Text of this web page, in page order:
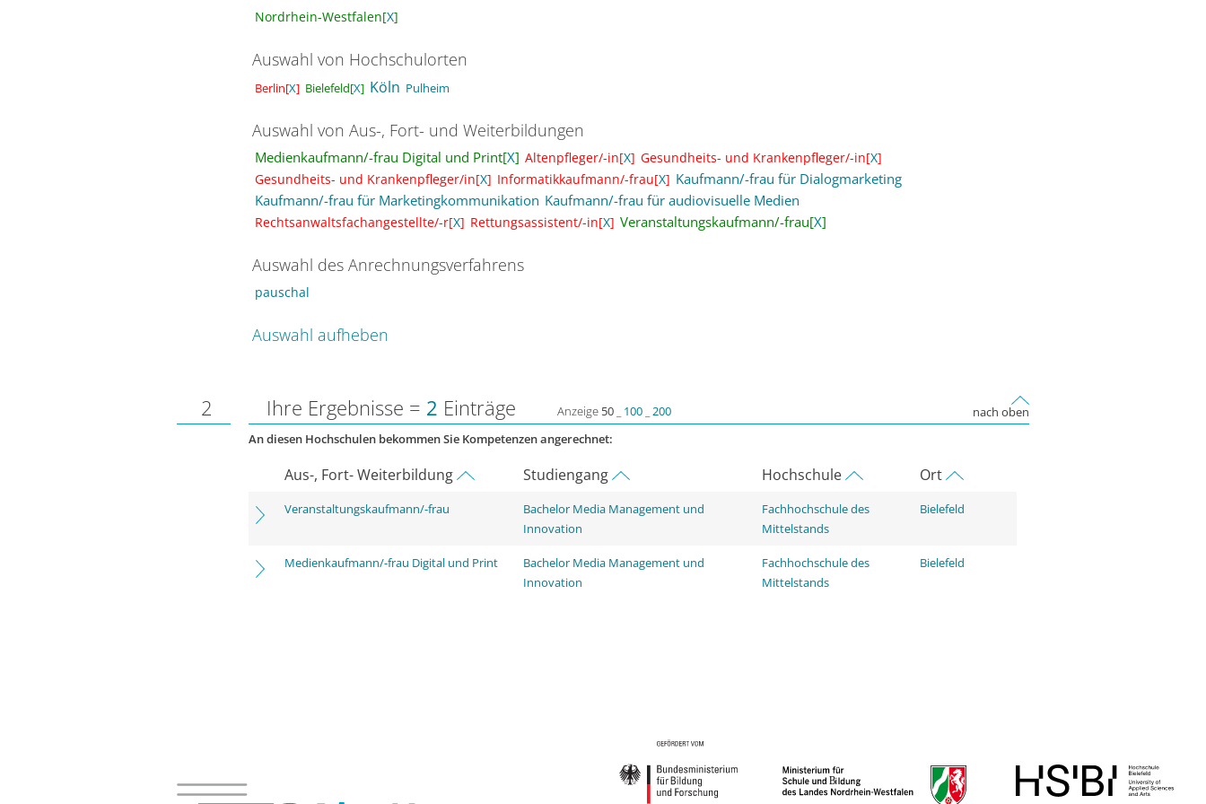
Nordrhein-Westfalen[X]
Auswahl von Hochschulorten
Berlin[X] Bielefeld[X] Köln Pulheim
Auswahl von Aus-, Fort- und Weiterbildungen
Medienkaufmann/-frau Digital und Print[X] Altenpfleger/-in[X] Gesundheits- und Krankenpfleger/-in[X]
Gesundheits- und Krankenpfleger/in[X] Informatikkaufmann/-frau[X] Kaufmann/-frau für Dialogmarketing
Kaufmann/-frau für Marketingkommunikation Kaufmann/-frau für audiovisuelle Medien
Rechtsanwaltsfachangestellte/-r[X] Rettungsassistent/-in[X] Veranstaltungskaufmann/-frau[X]
Auswahl des Anrechnungsverfahrens
pauschal
Auswahl aufheben
2 Ihre Ergebnisse = 2 Einträge Anzeige 50 100 200
nach oben
An diesen Hochschulen bekommen Sie Kompetenzen angerechnet:
Aus-, Fort- Weiterbildung Studiengang Hochschule Ort
Veranstaltungskaufmann/-frau
Bachelor Media Management und
Innovation
Fachhochschule des
Mittelstands
Bielefeld
Medienkaufmann/-frau Digital und Print
Bachelor Media Management und
Innovation
Fachhochschule des
Mittelstands
Bielefeld